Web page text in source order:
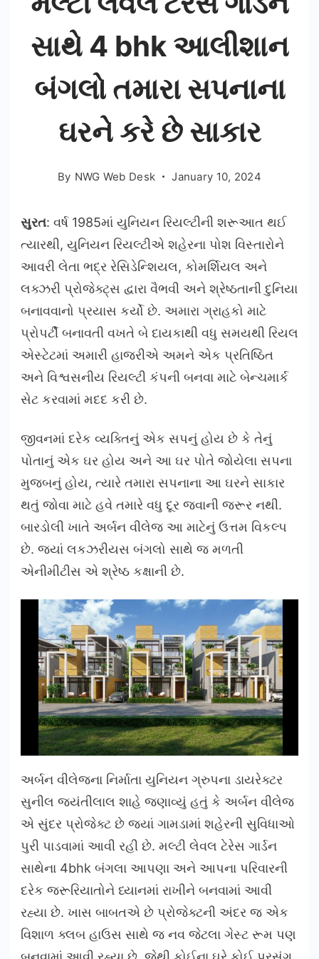
સાથે 4 bhk આલીશાન
બંગલો તમારા સપનાના
ઘરને કરે છે સાકાર
By NWG Web Desk January 10, 2024
સુરત: વર્ષ 1985માં યુનિયન રિયલ્ટીની શરૂઆત થઈ
ત્યારથી, યુનિયન રિયલ્ટીએ શહેરના પોશ વિસ્તારોને
આવરી લેતા ભદ્ર રેસિડેન્શિયલ, કોમર્શિયલ અને
લક્ઝરી પ્રોજેક્ટ્સ દ્વારા વૈભવી અને શ્રેષ્ઠતાની દુનિયા
બનાવવાનો પ્રયાસ કર્યો છે. અમારા ગ્રાહકો માટે
પ્રોપર્ટી બનાવતી વખતે બે દાયકાથી વધુ સમયથી રિયલ
એસ્ટેટમાં અમારી હાજરીએ અમને એક પ્રતિષ્ઠિત
અને વિશ્વસનીય રિયલ્ટી કંપની બનવા માટે બેન્ચમાર્ક
સેટ કરવામાં મદદ કરી છે.
જીવનમાં દરેક વ્યક્તિનું એક સપનું હોય છે કે તેનું
પોતાનું એક ઘર હોય અને આ ઘર પોતે જોયેલા સપના
મુજબનું હોય, ત્યારે તમારા સપનાના આ ઘરને સાકાર
થતું જોવા માટે હવે તમારે વધુ દૂર જવાની જરૂર નથી.
બારડોલી ખાતે અર્બન વીલેજ આ માટેનું ઉત્તમ વિકલ્પ
છે. જ્યાં લકઝરીયસ બંગલો સાથે જ મળતી
એનીમીટીસ એ શ્રેષ્ઠ કક્ષાની છે.
અર્બન વીલેજના નિર્માતા યુનિયન ગ્રુપના ડાયરેક્ટર
સુનીલ જયંતીલાલ શાહે જણાવ્યું હતું કે અર્બન વીલેજ
એ સુંદર પ્રોજેક્ટ છે જ્યાં ગામડામાં શહેરની સુવિધાઓ
પુરી પાડવામાં આવી રહી છે. મલ્ટી લેવલ ટેરેસ ગાર્ડન
સાથેના 4bhk બંગલા આપણા અને આપના પરિવારની
દરેક જરૂરિયાતોને ધ્યાનમાં રાખીને બનવામાં આવી
રહ્યા છે. ખાસ બાબતએ છે પ્રોજેક્ટની અંદર જ એક
વિશાળ ક્લબ હાઉસ સાથે જ નવ જેટલા ગેસ્ટ રૂમ પણ